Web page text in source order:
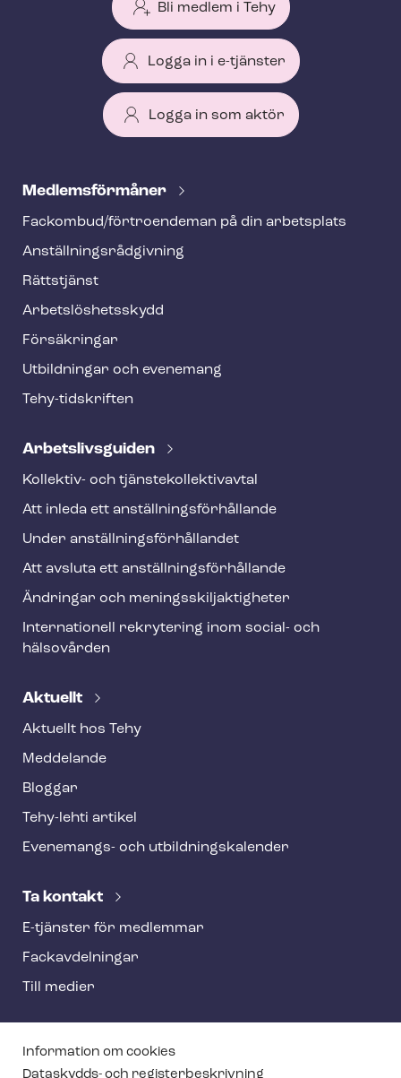
Bli medlem i Tehy
Logga in i e-tjänster
Logga in som aktör
e
f
o
o
t
e
Med­lems­för­må­ner
Fackombud/förtroendeman på din arbetsplats
An­ställ­nings­råd­giv­ning
Rättstjänst
Ar­bets­lös­hets­skydd
Försäkringar
Utbildningar och evenemang
Tehy-​tidskriften
Ar­bets­livs­gui­den
Kollektiv- och tjäns­te­kol­lek­tivav­tal
Att inleda ett an­ställ­nings­för­hål­lan­de
Under an­ställ­nings­för­hål­lan­det
Att avsluta ett an­ställ­nings­för­hål­lan­de
Ändringar och me­nings­skilj­ak­tig­he­ter
Internationell rekrytering inom social- och
hälsovården
Aktuellt
Aktuellt hos Tehy
Meddelande
Bloggar
Tehy-lehti artikel
Evenemangs- och ut­bild­nings­ka­len­der
Ta kontakt
E-tjänster för medlemmar
Fackav­del­ning­ar
Till medier
T
Information om cookies
Dataskydds- och re­gis­ter­be­skriv­ning